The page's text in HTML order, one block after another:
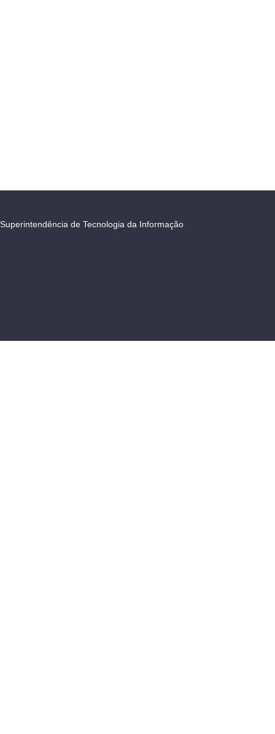
Superintendência de Tecnologia da Informação